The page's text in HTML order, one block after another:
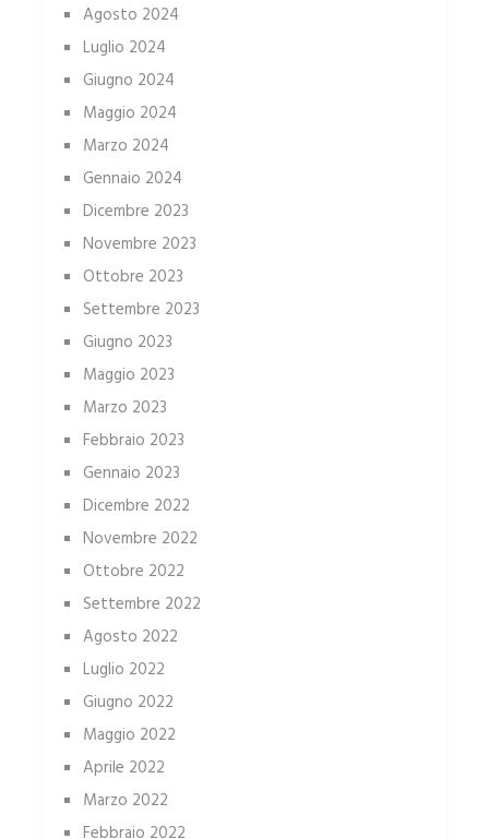
Agosto 2024
Luglio 2024
Giugno 2024
Maggio 2024
Marzo 2024
Gennaio 2024
Dicembre 2023
Novembre 2023
Ottobre 2023
Settembre 2023
Giugno 2023
Maggio 2023
Marzo 2023
Febbraio 2023
Gennaio 2023
Dicembre 2022
Novembre 2022
Ottobre 2022
Settembre 2022
Agosto 2022
Luglio 2022
Giugno 2022
Maggio 2022
Aprile 2022
Marzo 2022